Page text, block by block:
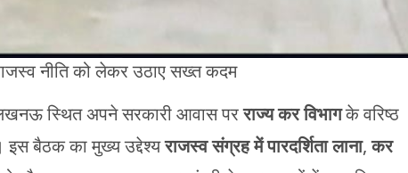
नीति को लेकर उठाए सख्त कदम
स्थित अपने सरकारी आवास परराज्य कर विभागके वरिष्ठ
इस बैठक का मुख्य उद्देश्यराजस्व संग्रह में पारदर्शिता लाना,कर